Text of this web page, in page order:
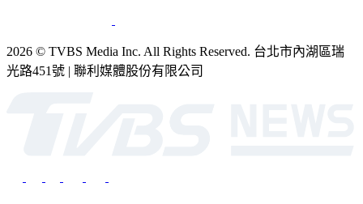
2026 © TVBS Media Inc. All Rights Reserved. 台北市內湖區瑞
光路451號 | 聯利媒體股份有限公司